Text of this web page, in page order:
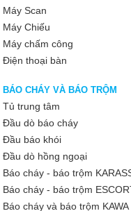
Máy Scan
Máy Chiếu
Máy chấm công
Điện thoại bàn
BÁO CHÁY VÀ BÁO TRỘM
Tủ trung tâm
Đầu dò báo cháy
Đầu báo khói
Đầu dò hồng ngoại
Báo cháy - báo trộm
Báo cháy - báo trộm
Báo cháy và báo trộm KAWA